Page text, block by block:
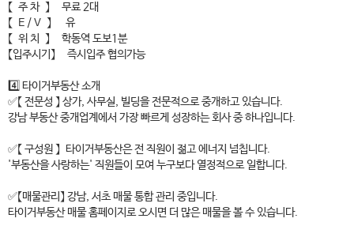
【 주 차 】 무료 2대
【 E / V 】 유
【 위 치 】 학동역 도보1분
【입주시기】 즉시입주 협의가능
4️⃣ 타이거부동산 소개
✅【 전문성 】 상가, 사무실, 빌딩을 전문적으로 중개하고 있습니다.
강남 부동산 중개업계에서 가장 빠르게 성장하는 회사 중 하나입니다.
✅【 구성원 】 타이거부동산은 전 직원이 젊고 에너지 넘칩니다.
'부동산을 사랑하는' 직원들이 모여 누구보다 열정적으로 일합니다.
✅【매물관리】 강남, 서초 매물 통합 관리 중입니다.
타이거부동산 매물 홈페이지로 오시면 더 많은 매물을 볼 수 있습니다.